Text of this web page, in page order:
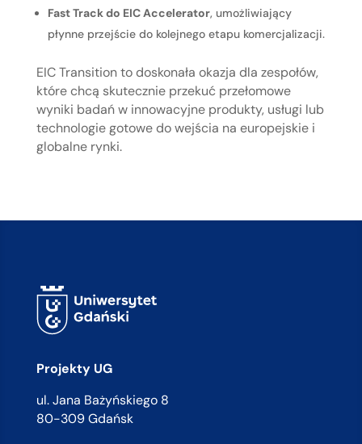
Fast Track do EIC Accelerator, umożliwiający
płynne przejście do kolejnego etapu komercjalizacji.
EIC Transition to doskonała okazja dla zespołów,
które chcą skutecznie przekuć przełomowe
wyniki badań w innowacyjne produkty, usługi lub
technologie gotowe do wejścia na europejskie i
globalne rynki.
Projekty UG
ul. Jana Bażyńskiego 8
80-309 Gdańsk